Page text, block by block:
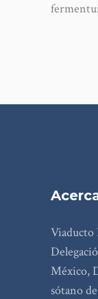
Viaducto
México,
sótano